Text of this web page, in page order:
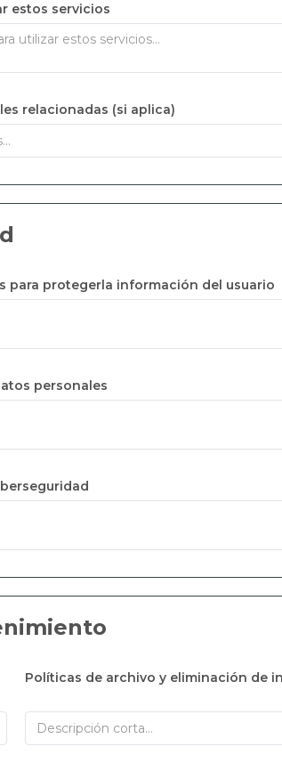
estos servicios
relacionadas (si aplica)
para protegerla información del usuario
personales
Políticas de archivo y eliminación de